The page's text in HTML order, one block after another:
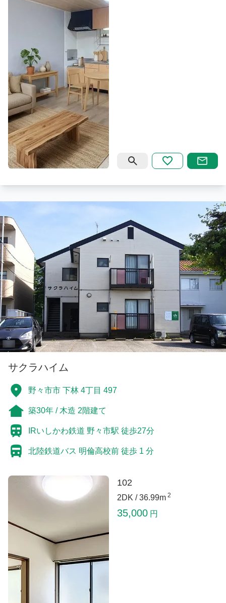
サクラハイム
野々市市 下林 4丁目 497
築30年 / 木造 2階建て
IRいしかわ鉄道 野々市駅 徒歩27分
北陸鉄道バス 明倫高校前 徒歩 1 分
102
2DK /36.99m 2
35,000 円